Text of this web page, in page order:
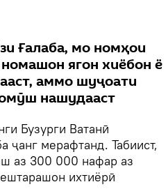
Ғалаба, мо номҳои
ягон хиёбон ё
аммо шуҷоати
нашудааст
Бузурги Ватанӣ
ҷанг мерафтанд. Табиист,
аз 300 000 нафар аз
ихтиёрӣ